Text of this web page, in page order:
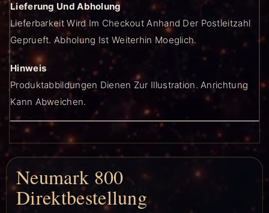
Lieferung Und Abholung
Lieferbarkeit Wird Im Checkout Anhand Der Postleitzahl
Geprueft. Abholung Ist Weiterhin Moeglich.
Hinweis
Produktabbildungen Dienen Zur Illustration. Anrichtung
Kann Abweichen.
Neumark 800
Direktbestellung